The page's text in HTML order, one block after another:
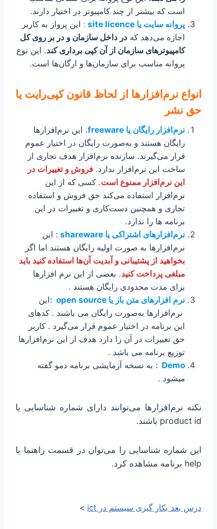
است که بیشتر از چند کامپیوتر در اختیار دارند.
پروانه سایت یا site licence
: این پرواز به کاربر
اجازه می‌دهد که در داخل سازمان و در بر روی کل
کامپیوترهای سازمان از آن کپی برداری کند. این نوع
پروانه مناسب برای سازمان‌ها و ارگان‌ها است.
انواع نرم‌افزارها از لحاظ قانون کپی‌رایت یا
حق نشر
نرم‌افزار رایگان یا freeware.
این نرم‌افزارها
رایگان هستند و به‌صورت رایگان در اختیار عموم
قرار می‌گیرند. سازنده نرم‌افزار هدف تجاری از
ساخت این نرم‌افزار ندارد. فروش و تغییرات در
این نرم‌افزار ممنوع است. کسی که از این
نرم‌افزار استفاده می‌کند حق فروش و استفاده
تجاری و همچنین دست‌کاری و تغییرات در این
برنامه ها را ندارد.
نرم‌افزارهای اشتراکی یا shareware :
این
نرم‌افزارها به صورت اولیه رایگان هستند اما اگر
بخواهید از پشتیبانی و آبدیت آن‌ها استفاده کنید باید
مبلغی پرداخت کنید. بعضی از این نرم افزارها
برای مدت محدودی رایگان هستند .
نرم افزارهای متن باز یا open source :
این
نرم‌افزارها به‌صورت رایگان می باشند . کدهای
این برنامه در اختیار عموم قرار می‌گیرد . کاربر
حق تغییرات در آن را دارد هدف از این نرم‌افزارها
توزیع برنامه می باشد .
Demo :
به نسخه آزمایشی برنامه دمو گفته
میشود .
نکته نرم‌افزارها می‌توانند دارای شماره شناسایی یا
product id باشند.
این شماره شناسایی را می‌توان در قسمت راهنما یا
help برنامه مشاهده کرد.
درس بعد بکار گیری سیستم در ict >